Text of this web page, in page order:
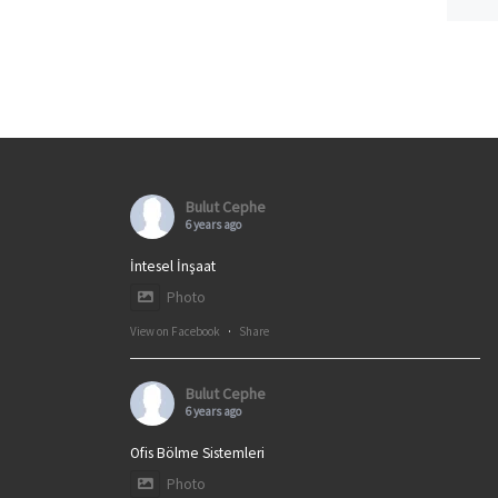
Bulut Cephe
6 years ago
İntesel İnşaat
Photo
View on Facebook · Share
Bulut Cephe
6 years ago
Ofis Bölme Sistemleri
Photo